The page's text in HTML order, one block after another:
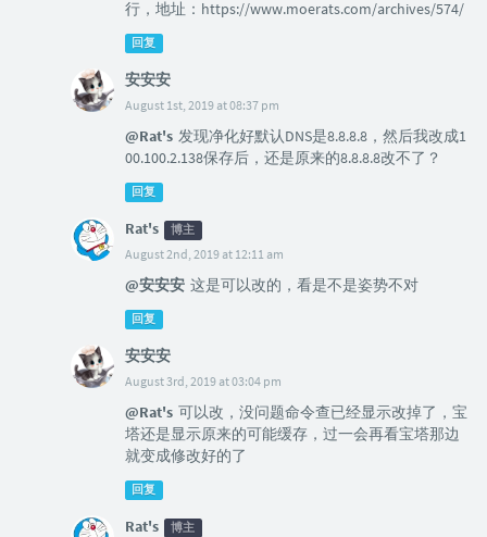
行，地址：https://www.moerats.com/archives/574/
回复
安安安
August 1st, 2019 at 08:37 pm
@Rat's 发现净化好默认DNS是8.8.8.8，然后我改成1
00.100.2.138保存后，还是原来的8.8.8.8改不了？
回复
Rat's 博主
August 2nd, 2019 at 12:11 am
@安安安 这是可以改的，看是不是姿势不对
回复
安安安
August 3rd, 2019 at 03:04 pm
@Rat's 可以改，没问题命令查已经显示改掉了，宝
塔还是显示原来的可能缓存，过一会再看宝塔那边
就变成修改好的了
回复
Rat's 博主